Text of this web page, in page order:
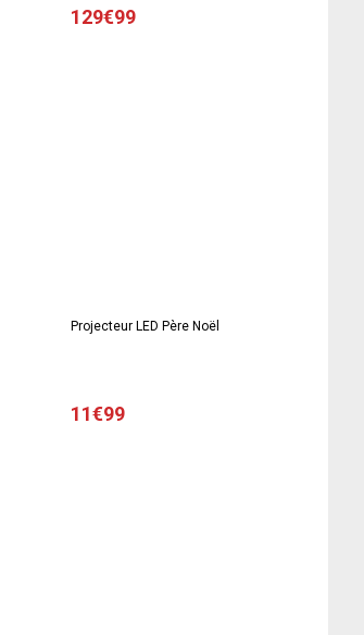
129€99
Projecteur LED Père Noël
11€99